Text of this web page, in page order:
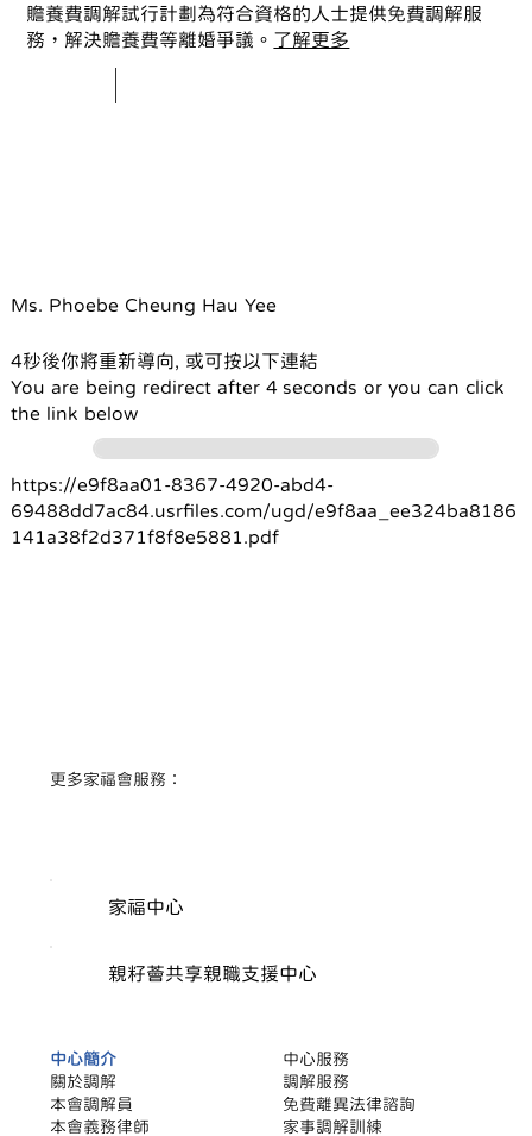
贍養費調解試行計劃為符合資格的人士提供免費調解服
務，解決贍養費等離婚爭議。 了解更多
Ms. Phoebe Cheung Hau Yee
4秒後你將重新導向, 或可按以下連結
You are being redirect after 4 seconds or you can click
the link below
https://e9f8aa01-8367-4920-abd4-
69488dd7ac84.usrfiles.com/ugd/e9f8aa_ee324ba8186
141a38f2d371f8f8e5881.pdf
​更多家福會服務：
家福中心
親籽薈共享親職支援中心
中心簡介
關於調解
本會調解員
本會義務律師
中心服務
調解服務
​免費離異法律諮詢
家事調解訓練